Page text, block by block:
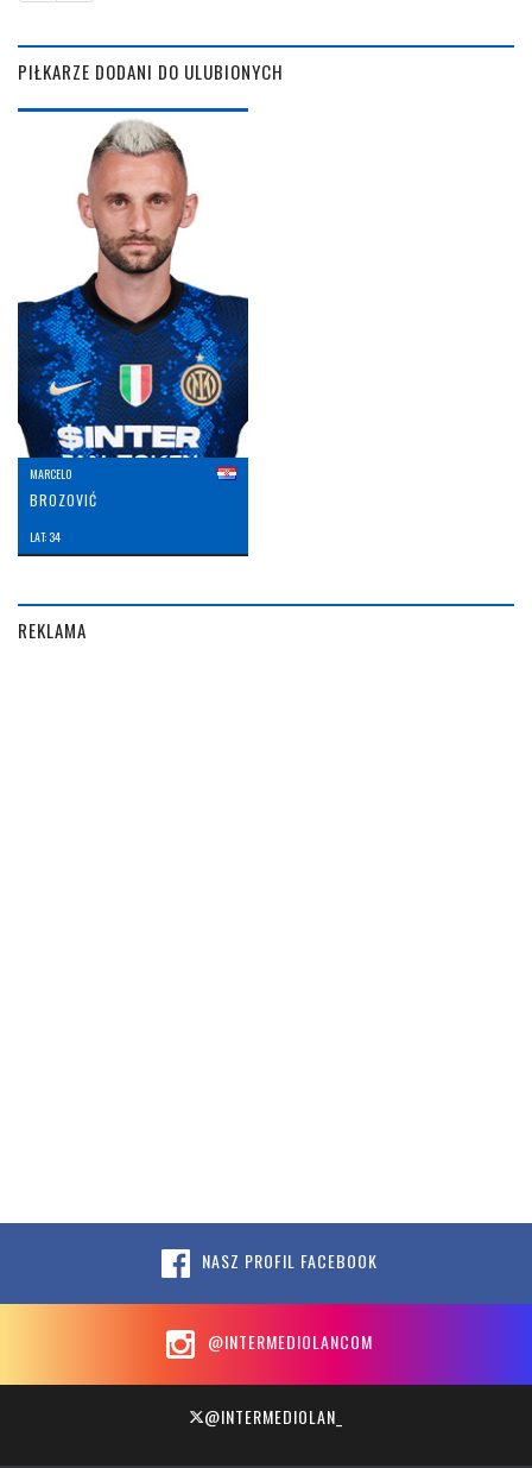
PIŁKARZE DODANI DO ULUBIONYCH
MARCELO
BROZOVIĆ
LAT: 34
REKLAMA
NASZ PROFIL FACEBOOK
@INTERMEDIOLANCOM
@INTERMEDIOLAN_